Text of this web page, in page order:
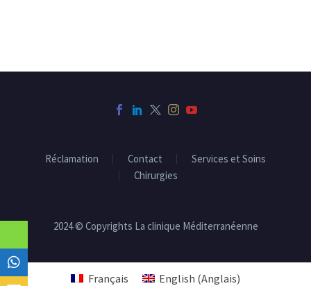
douleur.
Réclamation Contact
Services et Soins
Chirurgies
2024 © Copyrights La clinique Méditerranéenne
Français English (Anglais)